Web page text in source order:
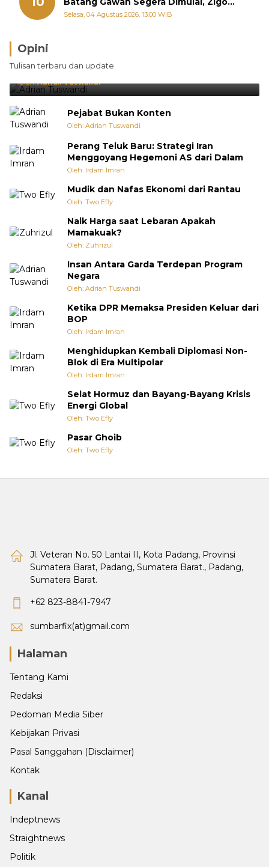
Rolanda Pastikan Proyek Berjalan
Selasa, 04 Agustus 2026, 13:00 WIB
Opini
Tulisan terbaru dan update
Brasil Lebih Diunggulkan, tetapi Jepang Selalu
Punya Cara Membuat Kejutan
Oleh:Adrian Tuswandi
Pejabat Bukan Konten
Oleh: Adrian Tuswandi
Perang Teluk Baru: Strategi Iran
Menggoyang Hegemoni AS dari Dalam
Oleh: Irdam Imran
Mudik dan Nafas Ekonomi dari Rantau
Oleh: Two Efly
Naik Harga saat Lebaran Apakah
Mamakuak?
Oleh: Zuhrizul
Insan Antara Garda Terdepan Program
Negara
Oleh: Adrian Tuswandi
Ketika DPR Memaksa Presiden Keluar dari
BOP
Oleh: Irdam Imran
Menghidupkan Kembali Diplomasi Non-
Blok di Era Multipolar
Oleh: Irdam Imran
Selat Hormuz dan Bayang-Bayang Krisis
Energi Global
Oleh: Two Efly
Pasar Ghoib
Oleh: Two Efly
Jl. Veteran No. 50 Lantai II, Kota Padang, Provinsi
Sumatera Barat, Padang, Sumatera Barat., Padang,
Sumatera Barat.
+62 823-8841-7947
sumbarfix(at)gmail.com
Halaman
Tentang Kami
Redaksi
Pedoman Media Siber
Kebijakan Privasi
Pasal Sanggahan (Disclaimer)
Kontak
Kanal
Indeptnews
Straightnews
Politik